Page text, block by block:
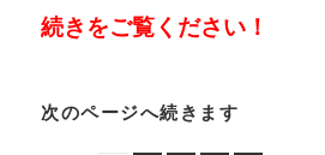
続きをご覧ください！
次のページへ続きます